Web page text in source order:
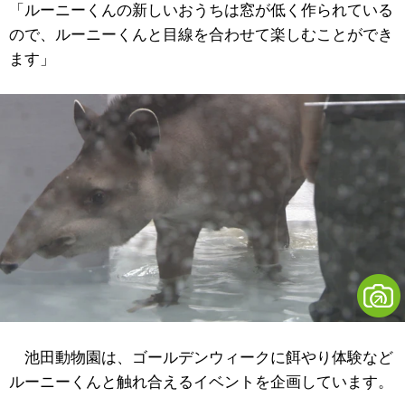
「ルーニーくんの新しいおうちは窓が低く作られている
ので、ルーニーくんと目線を合わせて楽しむことができ
ます」
池田動物園は、ゴールデンウィークに餌やり体験など
ルーニーくんと触れ合えるイベントを企画しています。